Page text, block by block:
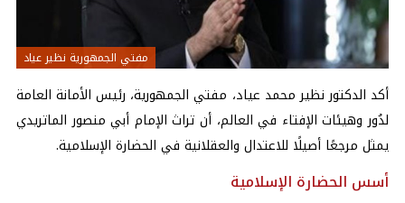
مفتي الجمهورية نظير عياد
أكد الدكتور نظير محمد عياد، مفتي الجمهورية، رئيس الأمانة العامة
لدُور وهيئات الإفتاء في العالم، أن تراث الإمام أبي منصور الماتريدي
يمثل مرجعًا أصيلًا للاعتدال والعقلانية في الحضارة الإسلامية.
أسس الحضارة الإسلامية